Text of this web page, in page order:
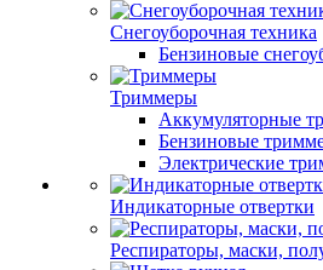
Снегоуборочная техника
Бензиновые
Триммеры
Аккумуляторные
Бензиновые
Электрические
Индикаторные отвертки
Респираторы, маски,